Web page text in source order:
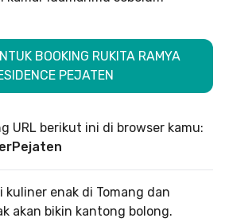
BOOKING RUKITA RAMYA
PEJATEN
URL berikut ini di browser kamu:
kuliner enak di Tomang dan
akan bikin kantong bolong.